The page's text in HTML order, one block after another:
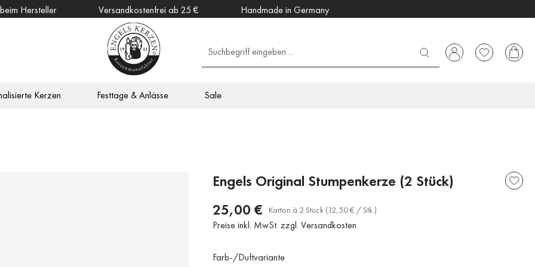
Hersteller Versandkostenfrei ab 25 € Handmade in Germany
Kerzen Festtage & Anlässe Sale
Engels Original Stumpenkerze (2 Stück)
25,00 €
Karton à 2 Stück (12,50 € / Stk.)
Preise inkl. MwSt. zzgl. Versandkosten
Farb-/Duftvariante